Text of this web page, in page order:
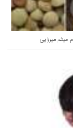
میرزایی